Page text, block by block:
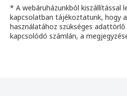
* A webáruházunkból kiszállítással
kapcsolatban tájékoztatunk, hogy
használatához szükséges
kapcsolódó számlán, a